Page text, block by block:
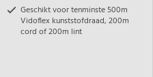
Geschikt voor tenminste 500m
Vidoflex kunststofdraad, 200m
cord of 200m lint